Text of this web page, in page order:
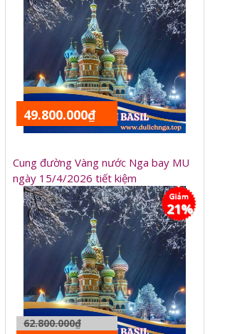
49.800.000₫
Cung đường Vàng nước Nga bay MU
ngày 15/4/2026 tiết kiệm
62.800.000₫
21%